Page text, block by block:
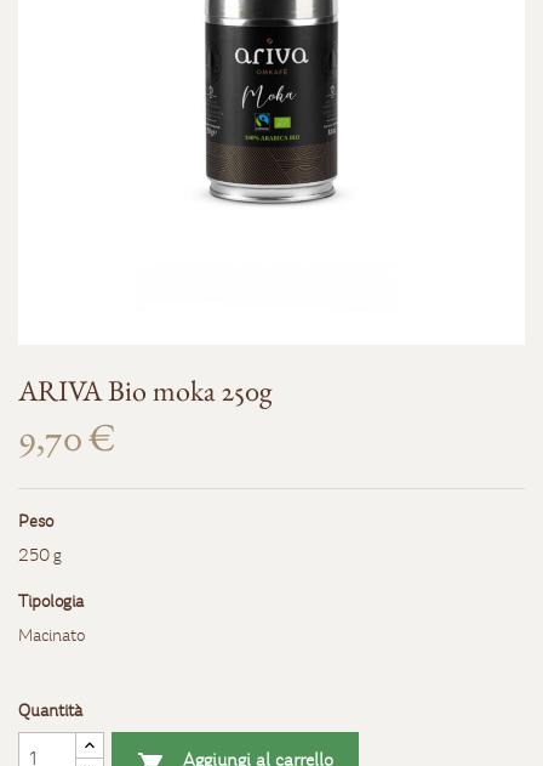
ARIVA Bio moka 250g
9,70 €
Peso
250 g
Tipologia
Macinato
Quantità
Aggiungi al carrello